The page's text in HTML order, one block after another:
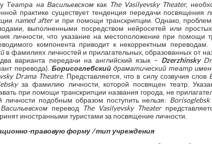
Театра на Васильевскомкак The Vasilyevsky Theater,
практике существует тенденция передачи
named afterи при помощи транскрипции. Однако,
выполненными посредством нейросетей или
личности, что указание на местоположение при помощи
компонента приводит к некорректным
в фамилиях личностей и прилагательных, образованных от
варианта передачи на английский язык – Dzerzhinsky
перевода). Борисоглебскийдраматический театр
Drama Theatre. Представляется, что в силу созвучия слов
за фамилию личности, которой посвящен театр.
при помощи транскрипции названия города, не
личности подобным образом поступить нельзя:
перевод The Vasilyevsky Theater
иностранными туристами за посвящение личности.
правовую форму / тип учреждения